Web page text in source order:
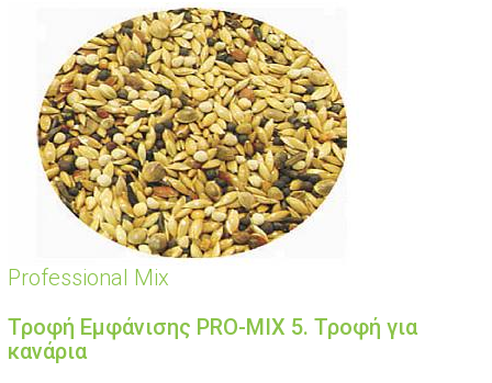
Professional Mix
Τροφή Εμφάνισης PRO-MIX 5. Τροφή για
κανάρια